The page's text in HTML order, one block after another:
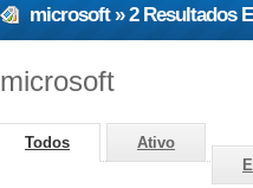
microsoft » 2 Resultados
microsoft
Todos
Ativo